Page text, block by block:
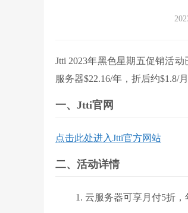
Jtti 2023年黑色星期五促销活
服务器$22.16/年，折后约$1.8/
一、Jtti官网
点击此处进入Jtti官方网站
二、活动详情
云服务器可享月付5折，